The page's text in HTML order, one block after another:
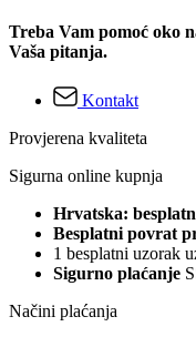
Treba Vam pomoć oko
Vaša pitanja.
Kontakt
Provjerena kvaliteta
Sigurna online kupnja
Hrvatska:
Besplatni povrat
1 besplatni uzorak
Sigurno plaćanje
Načini plaćanja